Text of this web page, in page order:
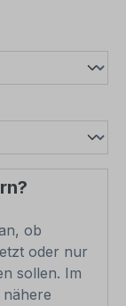
ob
oder nur
sollen. Im